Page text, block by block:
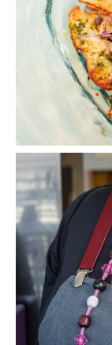
Avaa
kuva
galleriassa: